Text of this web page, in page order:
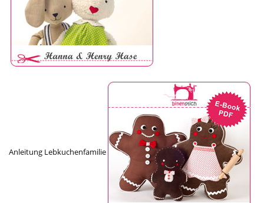
Anleitung Lebkuchenfamilie